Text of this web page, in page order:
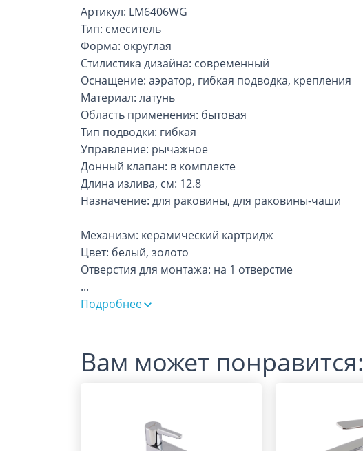
Артикул: LM6406WG
Тип: смеситель
Форма: округлая
Стилистика дизайна: современный
Оснащение: аэратор, гибкая подводка, крепления
Материал: латунь
Область применения: бытовая
Тип подводки: гибкая
Управление: рычажное
Донный клапан: в комплекте
Длина излива, см: 12.8
Назначение: для раковины, для раковины-чаши
Механизм: керамический картридж
Цвет: белый, золото
Отверстия для монтажа: на 1 отверстие
...
Подробнее
Вам может понравится: